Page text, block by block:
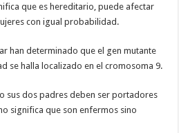
que es hereditario, puede afectar
con igual probabilidad.
han determinado que el gen mutante
se halla localizado en el cromosoma 9.
sus dos padres deben ser portadores
significa que son enfermos sino